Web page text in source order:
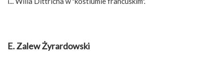
E. Zalew Żyrardowski